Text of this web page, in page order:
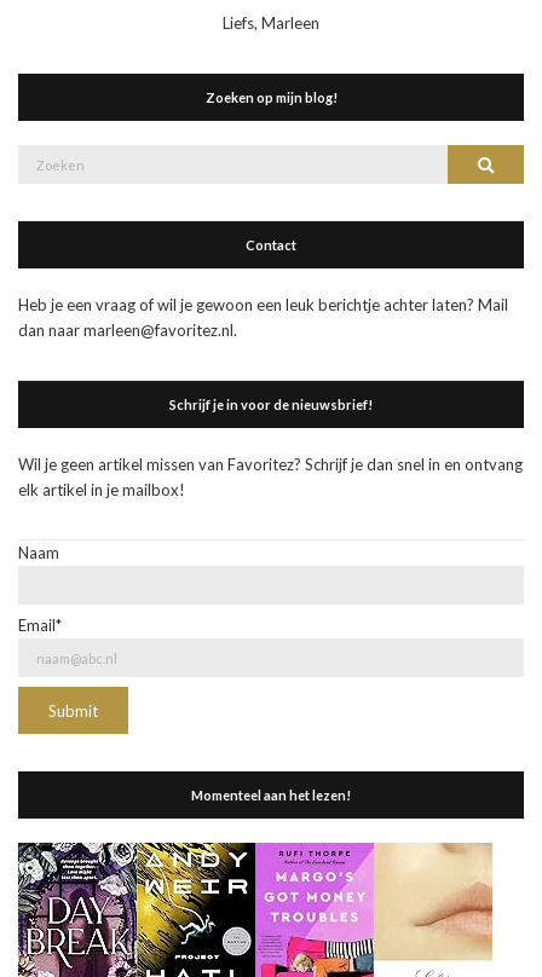
Liefs, Marleen
Zoeken op mijn blog!
Contact
Heb je een vraag of wil je gewoon een leuk berichtje achter laten? Mail
dan naar marleen@favoritez.nl.
Schrijf je in voor de nieuwsbrief!
Wil je geen artikel missen van Favoritez? Schrijf je dan snel in en ontvang
elk artikel in je mailbox!
Naam
Email*
Momenteel aan het lezen!